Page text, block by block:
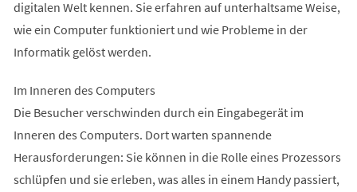
digitalen Welt kennen. Sie erfahren auf unterhaltsame Weise,
wie ein Computer funktioniert und wie Probleme in der
Informatik gelöst werden.
Im Inneren des Computers
Die Besucher verschwinden durch ein Eingabegerät im
Inneren des Computers. Dort warten spannende
Herausforderungen: Sie können in die Rolle eines Prozessors
schlüpfen und sie erleben, was alles in einem Handy passiert,